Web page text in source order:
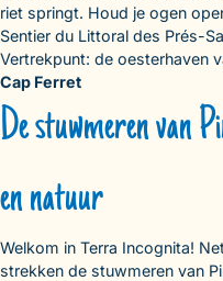
riet springt. Houd je ogen
Sentier du Littoral des Prés-
Vertrekpunt: de oesterhaven
Cap Ferret
De stuwmeren van
en natuur
Welkom in Terra Incognita!
strekken de stuwmeren van